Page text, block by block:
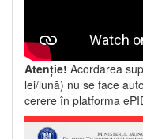
Atenție! Acordarea
lei/lună) nu se face
cerere în platforma